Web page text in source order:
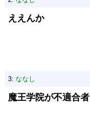
ええんか
3: ななし
魔王学院が不適合者